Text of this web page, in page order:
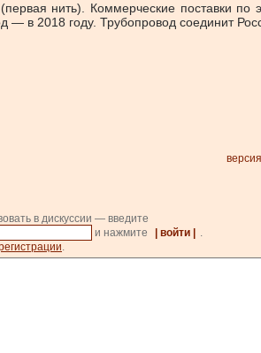
нить). Коммерческие поставки по
— в 2018 году. Трубопровод соединит
в дискуссии — введите
и нажмите | войти |
.
.